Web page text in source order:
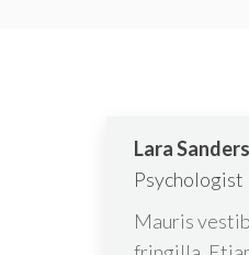
Lara Sanders
Psychologist
Mauris